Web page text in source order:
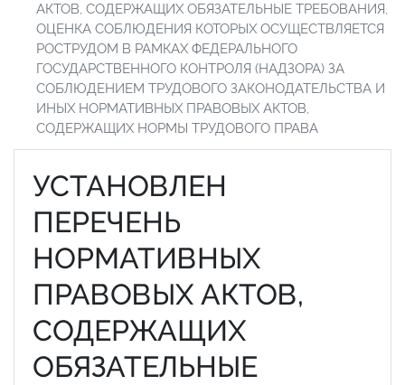
АКТОВ, СОДЕРЖАЩИХ ОБЯЗАТЕЛЬНЫЕ ТРЕБОВАНИЯ,
ОЦЕНКА СОБЛЮДЕНИЯ КОТОРЫХ ОСУЩЕСТВЛЯЕТСЯ
РОСТРУДОМ В РАМКАХ ФЕДЕРАЛЬНОГО
ГОСУДАРСТВЕННОГО КОНТРОЛЯ (НАДЗОРА) ЗА
СОБЛЮДЕНИЕМ ТРУДОВОГО ЗАКОНОДАТЕЛЬСТВА И
ИНЫХ НОРМАТИВНЫХ ПРАВОВЫХ АКТОВ,
СОДЕРЖАЩИХ НОРМЫ ТРУДОВОГО ПРАВА
УСТАНОВЛЕН
ПЕРЕЧЕНЬ
НОРМАТИВНЫХ
ПРАВОВЫХ АКТОВ,
СОДЕРЖАЩИХ
ОБЯЗАТЕЛЬНЫЕ